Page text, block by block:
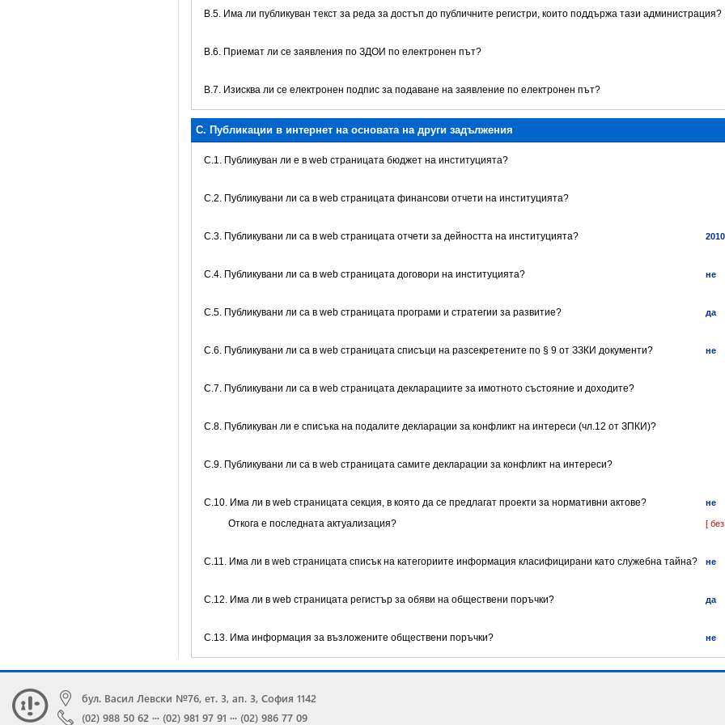
В.5. Има ли публикуван текст за реда за достъп до публичните регистри, които поддържа тази администрация?
В.6. Приемат ли се заявления по ЗДОИ по електронен път?
В.7. Изисква ли се електронен подпис за подаване на заявление по електронен път?
C. Публикации в интернет на основата на други задължения
C.1. Публикуван ли е в web страницата бюджет на институцията?
C.2. Публикувани ли са в web страницата финансови отчети на институцията?
C.3. Публикувани ли са в web страницата отчети за дейността на институцията?
C.4. Публикувани ли са в web страницата договори на институцията? не
C.5. Публикувани ли са в web страницата програми и стратегии за развитие? да
C.6. Публикувани ли са в web страницата списъци на разсекретените по § 9 от ЗЗКИ документи? не
C.7. Публикувани ли са в web страницата декларациите за имотното състояние и доходите?
C.8. Публикуван ли е списъка на подалите декларации за конфликт на интереси (чл.12 от ЗПКИ)?
C.9. Публикувани ли са в web страницата самите декларации за конфликт на интереси?
C.10. Има ли в web страницата секция, в която да се предлагат проекти за нормативни актове? не
Откога е последната актуализация? [
C.11. Има ли в web страницата списък на категориите информация класифицирани като служебна тайна? не
C.12. Има ли в web страницата регистър за обяви на обществени поръчки? да
C.13. Има информация за възложените обществени поръчки? не
бул. Васил Левски №76, ет. 3, ап. 3, София 1142
(02) 988 50 62 ··· (02) 981 97 91 ··· (02) 986 77 09